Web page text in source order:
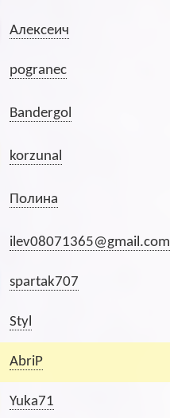
Алексеич
pogranec
Bandergol
korzunal
Полина
ilev08071365@gmail.com
spartak707
Styl
AbriP
Yuka71